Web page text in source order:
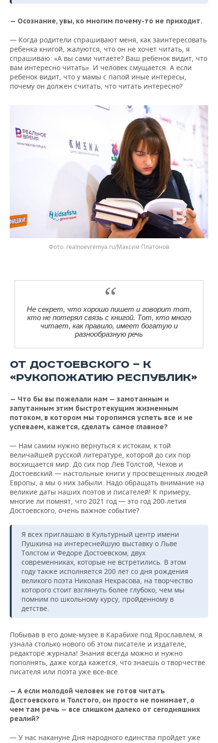
— Осознание, увы, ко многим почему-то не приходит.
— Когда родители спрашивают меня, как заинтересовать
ребенка книгой, жалуются, что он не хочет читать, я
спрашиваю: «А вы сами читаете? Ваш ребенок видит, что
вам интересно читать». И человек смущается. А если
ребенок видит, что у мамы с папой иные интересы,
почему он должен считать, что читать интересно?
realnoevremya.ru/Максим Платонов
Не секрет, что хорошо пишет и говорит тот,
кто не потерял связь с книгой. Тот, кто много
читает, как правило, имеет богатую и
разнообразную речь
ОТ ДОСТОЕВСКОГО — К
«РУКОПОЖАТИЮ РЕСПУБЛИК»
— Что бы вы пожелали нам — замотанным и
запутанным этим быстротекущим жизненным
потоком, в котором мы торопимся успеть все и не
успеваем, кажется, сделать самое главное?
— Нам самим нужно вернуться к истокам, к той
величайшей русской литературе, которой до сих пор
восхищается мир. До сих пор Лев Толстой, Чехов и
Достоевский — настольные книги у просвещенных людей
Европы, а мы о них забыли. Надо обращать внимание на
великие даты наших поэтов и писателей! К примеру,
многие ли помнят, что 2021 год — это год 200-летия
Достоевского, очень важное событие?
Я всех приглашаю в Культурный центр имени
Пушкина на интереснейшую выставку о Льве
Толстом и Федоре Достоевском, двух
современниках, которые не встретились. В этом
году также исполняется 200 лет со дня рождения
великого поэта Николая Некрасова, на творчество
которого стоит взглянуть более глубоко, чем мы
помним по школьному курсу, пройденному в
детстве.
Побывав в его доме-музее в Карабихе под Ярославлем, я
узнала столько нового об этом писателе и издателе,
редакторе журнала! Знания всегда можно и нужно
пополнять, даже когда кажется, что знаешь о творчестве
писателя или поэта уже все-все.
— А если молодой человек не готов читать
Достоевского и Толстого, он просто не понимает, о
чем там речь — все слишком далеко от сегодняшних
реалий?
— У нас накануне Дня народного единства пройдет уже